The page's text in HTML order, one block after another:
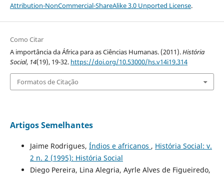
Attribution-NonCommercial-ShareAlike 3.0 Unported License.
Como Citar
A importância da África para as Ciências Humanas. (2011).História
Social, 14(19), 19-32. https://doi.org/10.53000/hs.v14i19.314
Formatos de Citação
Artigos Semelhantes
Jaime Rodrigues, Índios e africanos , História Social: v.
2 n. 2 (1995): História Social
Diego Pereira, Lina Alegria, Ayrle Alves de Figueiredo,